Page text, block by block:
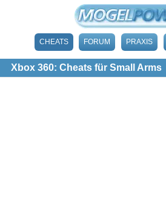
CHEATS FORUM PRAXIS
Xbox 360: Cheats für Small Arms